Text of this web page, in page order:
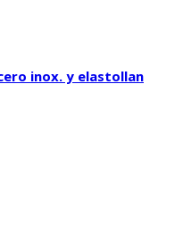
inox. y elastollan